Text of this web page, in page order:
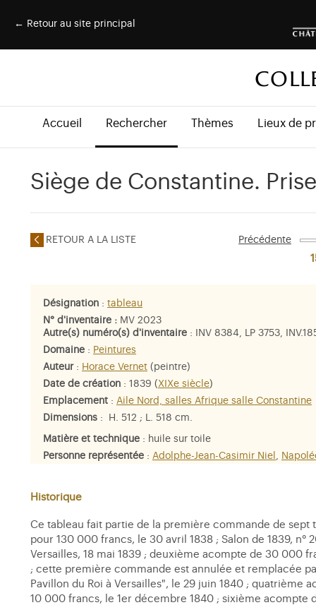
← Retour au site principal
Accueil Rechercher Thèmes Lieux de
Siège de Constantine.
RETOUR A LA LISTE Précédente
Désignation : tableau
N° d'inventaire : MV 2023
Autre(s) numéro(s) d'inventaire : INV 8384, LP 3753,
Domaine : Peintures
Auteur: Horace Vernet (peintre)
Date de création : 1839 ( XIXe siècle)
Emplacement : Aile Nord, salles Afrique salle Constantine
Dimensions : H. 512 ; L. 518 cm.
Matière et technique : huile sur toile
Personne représentée : Adolphe-Jean-Casimir Niel ,
Lamoricière
Historique
Ce tableau fait partie de la première commande de sept
pour 130 000 francs, le 30 avril 1838 ; Salon de 1839,
Versailles, 18 mai 1839 ; deuxième acompte de 30 000
; cette première commande est annulée et remplacée
Pavillon du Roi à Versailles", le 29 juin 1840 ;
10 000 francs, le 1er décembre 1840 ; sixième